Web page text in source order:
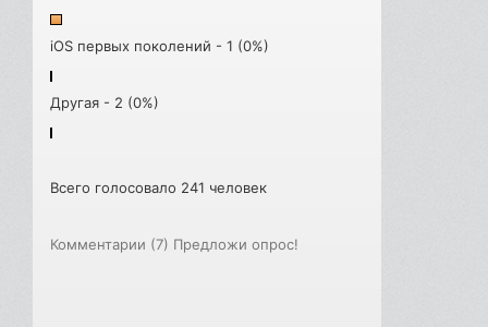
iOS первых поколений - 1 (0%)
Другая - 2 (0%)
Всего голосовало 241 человек
Комментарии (7) Предложи опрос!